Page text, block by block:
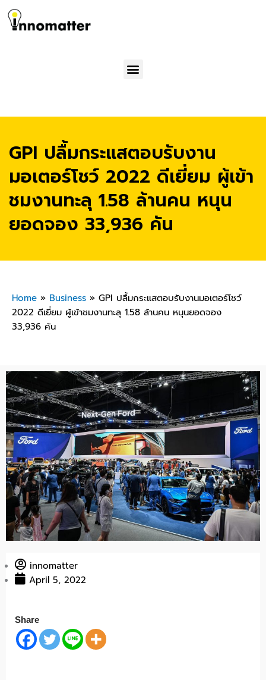
Menu
GPI ปลื้มกระแสตอบรับงาน
มอเตอร์โชว์ 2022 ดีเยี่ยม ผู้เข้า
ชมงานทะลุ 1.58 ล้านคน หนุน
ยอดจอง 33,936 คัน
Home » Business » GPI ปลื้มกระแสตอบรับงานมอเตอร์โชว์
2022 ดีเยี่ยม ผู้เข้าชมงานทะลุ 1.58 ล้านคน หนุนยอดจอง
33,936 คัน
innomatter
April 5, 2022
Share